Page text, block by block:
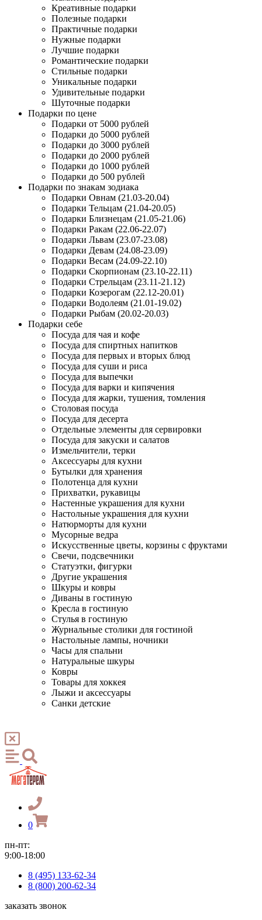
Креативные подарки
Полезные подарки
Практичные подарки
Нужные подарки
Лучшие подарки
Романтические подарки
Стильные подарки
Уникальные подарки
Удивительные подарки
Шуточные подарки
Подарки по цене
Подарки от 5000 рублей
Подарки до 5000 рублей
Подарки до 3000 рублей
Подарки до 2000 рублей
Подарки до 1000 рублей
Подарки до 500 рублей
Подарки по знакам зодиака
Подарки Овнам (21.03-20.04)
Подарки Тельцам (21.04-20.05)
Подарки Близнецам (21.05-21.06)
Подарки Ракам (22.06-22.07)
Подарки Львам (23.07-23.08)
Подарки Девам (24.08-23.09)
Подарки Весам (24.09-22.10)
Подарки Скорпионам (23.10-22.11)
Подарки Стрельцам (23.11-21.12)
Подарки Козерогам (22.12-20.01)
Подарки Водолеям (21.01-19.02)
Подарки Рыбам (20.02-20.03)
Подарки себе
Посуда для чая и кофе
Посуда для спиртных напитков
Посуда для первых и вторых блюд
Посуда для суши и риса
Посуда для выпечки
Посуда для варки и кипячения
Посуда для жарки, тушения, томления
Столовая посуда
Посуда для десерта
Отдельные элементы для сервировки
Посуда для закуски и салатов
Измельчители, терки
Аксессуары для кухни
Бутылки для хранения
Полотенца для кухни
Прихватки, рукавицы
Настенные украшения для кухни
Настольные украшения для кухни
Натюрморты для кухни
Мусорные ведра
Искусственные цветы, корзины с фруктами
Свечи, подсвечники
Статуэтки, фигурки
Другие украшения
Шкуры и ковры
Диваны в гостиную
Кресла в гостиную
Стулья в гостиную
Журнальные столики для гостиной
Настольные лампы, ночники
Часы для спальни
Натуральные шкуры
Ковры
Товары для хоккея
Лыжи и аксессуары
Санки детские
0
пн-пт:
9:00-18:00
8 (495) 133-62-34
8 (800) 200-62-34
заказать звонок